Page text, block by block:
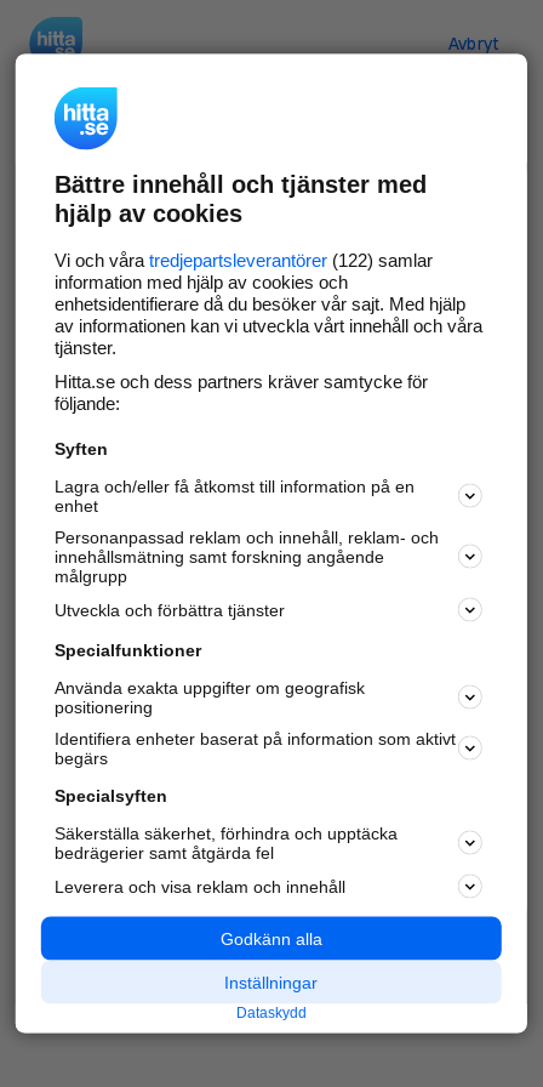
Avbryt
Verifiera ditt företag
Gör som 69 531företag
företagssida på hitta.se och syns bättre mot
kunder i ditt närområde. Helt kostnadsfritt.
Uppdatera din företagsinformation
Svara på och hantera dina omdömen
Har du redan verifierat ditt företag? Logga in
Varje vecka besöker du och4 miljoner
andra
härliga användare oss för att hitta rätt lokal
information om företag, privatpersoner och
platser.
Bättre innehåll och tjänster med
hjälp av cookies
Vi och våra tredjepartsleverantörer(122) samlar
information med hjälp av cookies och
enhetsidentifierare då du besöker vår sajt. Med hjälp
av informationen kan vi utveckla vårt innehåll och våra
tjänster.
Hitta.se och dess partners kräver samtycke för
följande:
Syften
Lagra och/eller få åtkomst till information på en
enhet
Personanpassad reklam och innehåll, reklam- och
innehållsmätning samt forskning angående
målgrupp
Utveckla och förbättra tjänster
Specialfunktioner
Använda exakta uppgifter om geografisk
positionering
Identifiera enheter baserat på information som aktivt
begärs
Specialsyften
Säkerställa säkerhet, förhindra och upptäcka
bedrägerier samt åtgärda fel
Leverera och visa reklam och innehåll
Godkänn alla
Inställningar
Dataskydd